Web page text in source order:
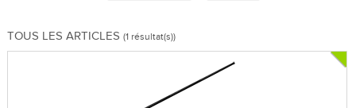
TOUS LES ARTICLES (1 résultat(s))